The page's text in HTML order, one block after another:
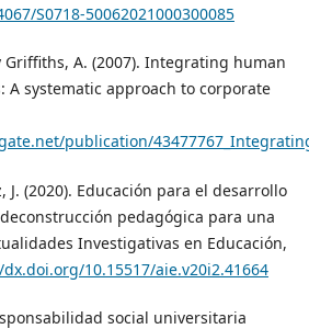
S0718-50062021000300085
Griffiths, A. (2007). Integrating human
A systematic approach to corporate
publication/
J. (2020). Educación para el desarrollo
pedagógica para una
Investigativas en Educación,
10.15517/aie.v20i2.41664
social universitaria